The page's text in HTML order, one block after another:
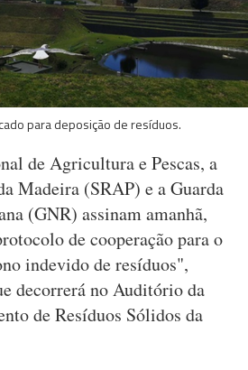
para deposição de resíduos.
de Agricultura e Pescas, a
Madeira (SRAP) e a Guarda
(GNR) assinam amanhã,
de cooperação para o
indevido de resíduos",
decorrerá no Auditório da
de Resíduos Sólidos da